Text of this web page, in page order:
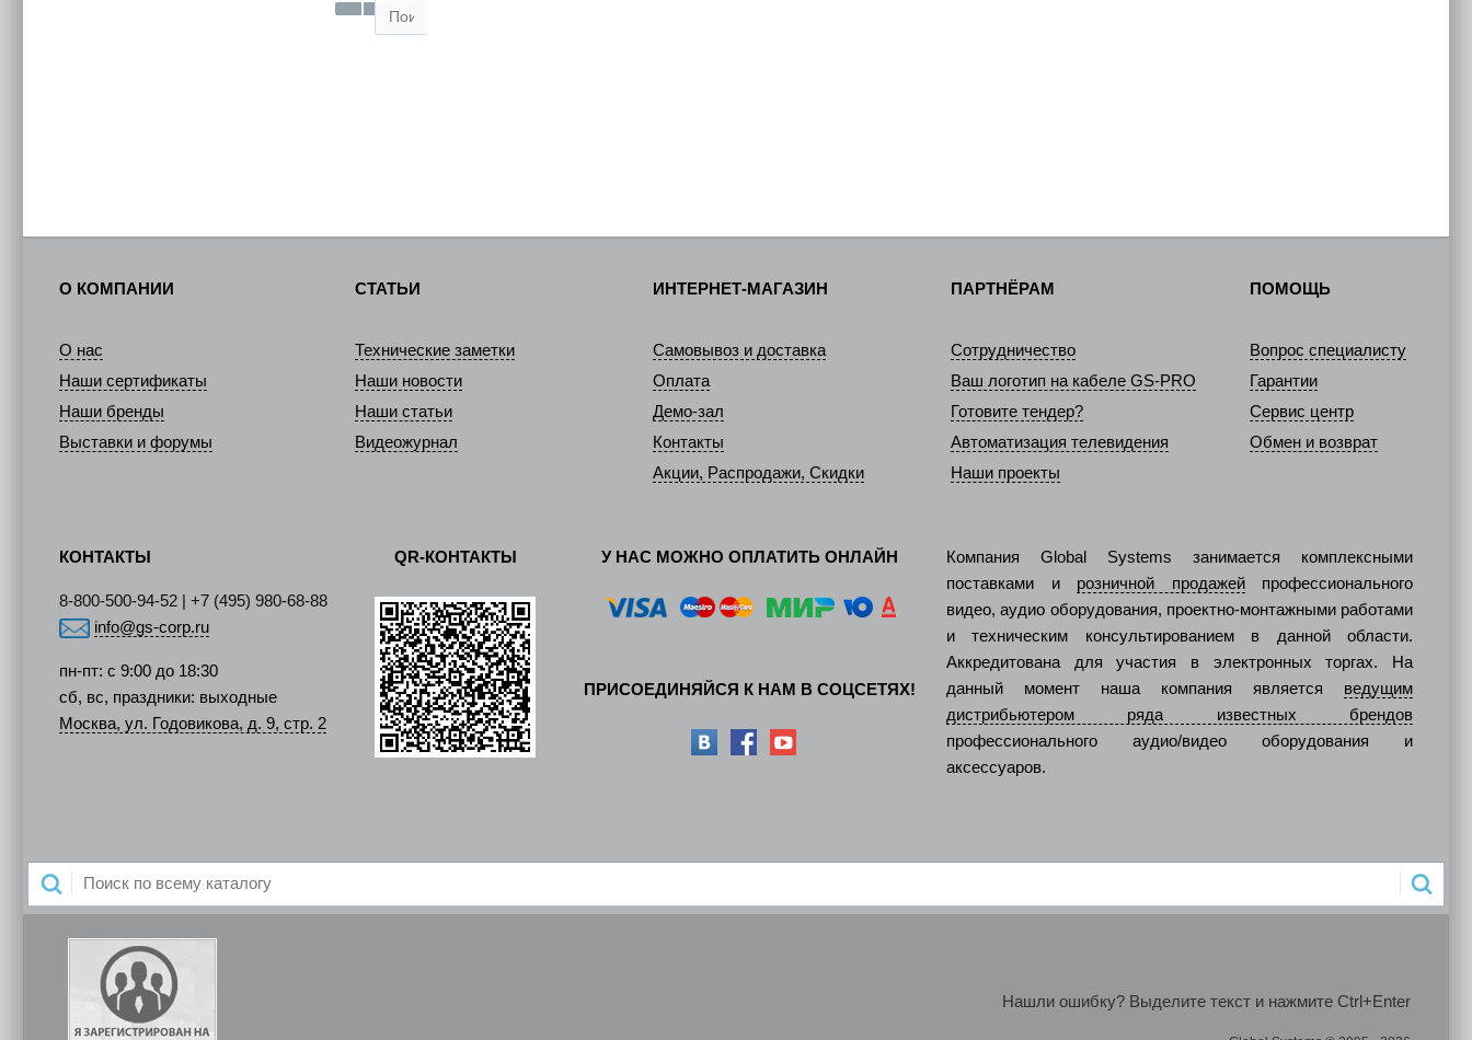
О КОМПАНИИ
О нас
Наши сертификаты
Наши бренды
Выставки и форумы
СТАТЬИ
Технические заметки
Наши новости
Наши статьи
Видеожурнал
ИНТЕРНЕТ-МАГАЗИН
Самовывоз и доставка
Оплата
Демо-зал
Контакты
Акции, Распродажи, Скидки
ПАРТНЁРАМ
Сотрудничество
Ваш логотип на кабеле GS-PRO
Готовите тендер?
Автоматизация телевидения
Наши проекты
ПОМОЩЬ
Вопрос специалисту
Гарантии
Сервис центр
Обмен и возврат
КОНТАКТЫ
8-800-500-94-52 | +7 (495) 980-68-88
info@gs-corp.ru
пн-пт: с 9:00 до 18:30
сб, вс, праздники: выходные
Москва, ул. Годовикова, д. 9, стр. 2
QR-КОНТАКТЫ У НАС МОЖНО ОПЛАТИТЬ ОНЛАЙН
ПРИСОЕДИНЯЙСЯ К НАМ В СОЦСЕТЯХ!
Компания Global Systems занимается комплексными
поставками и розничной продажейпрофессионального
видео, аудио оборудования, проектно-монтажными работами
и техническим консультированием в данной области.
Аккредитована для участия в электронных торгах. На
данный момент наша компания является ведущим
дистрибьютером ряда известных брендов
профессионального аудио/видео оборудования и
аксессуаров.
Нашли ошибку? Выделите текст и нажмите Ctrl+Enter